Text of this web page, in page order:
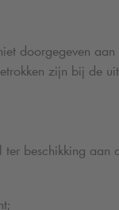
doorgegeven aan
zijn bij de
ter beschikking aan